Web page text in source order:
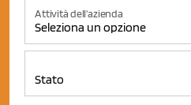
Attività dell'azienda